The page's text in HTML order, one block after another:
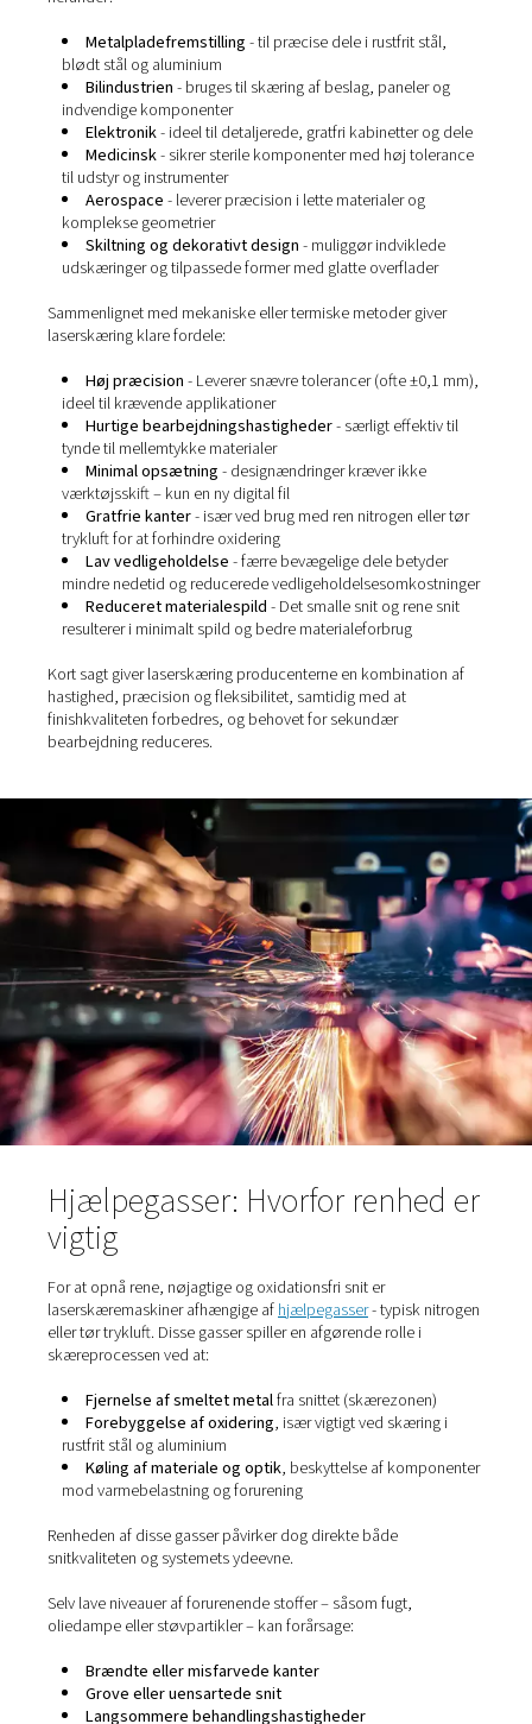
Laserskæringer en kontaktfri proces, der bruger en
stråle af lys, der er fokuseret gennem optik og styret af
styringer – til at smelte eller fordampe materiale med
præcision. Og resultatet? Rene, præcise snit uden
eller værktøjsslitage.
Det gør den til en populær løsning på tværs af brancher,
herunder:
Metalpladefremstilling- til præcise dele i rustfrit
blødt stål og aluminium
Bilindustrien- bruges til skæring af beslag,
indvendige komponenter
Elektronik- ideel til detaljerede, gratfri kabinetter
Medicinsk- sikrer sterile komponenter med høj
til udstyr og instrumenter
Aerospace- leverer præcision i lette materialer og
komplekse geometrier
Skiltning og dekorativt design- muliggør
udskæringer og tilpassede former med glatte
laserskæring klare fordele:
Høj præcision
Hurtige bearbejdningshastigheder- særligt
tynde til mellemtykke materialer
Minimal opsætning
- designændringer kræver
værktøjsskift – kun en ny digital fil
Gratfrie kanter- især ved brug med ren nitrogen
trykluft for at forhindre oxidering
Lav vedligeholdelse- færre bevægelige dele
mindre nedetid og reducerede
Reduceret materialespild- Det smalle snit og
resulterer i minimalt spild og bedre materialeforbrug
Kort sagt giver laserskæring producenterne en
hastighed, præcision og fleksibilitet, samtidig med at
bearbejdning reduceres.